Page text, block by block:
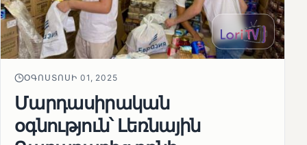
ՕԳՈՍՏՈՍԻ 01, 2025
Մարդասիրական
օգնություն՝ Լեռնային